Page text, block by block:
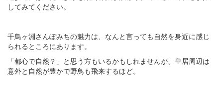
してみてください。
千鳥ヶ淵さんぽみちの魅力は、なんと言っても自然を身近に感じ
られるところにあります。
「都心で自然？」と思う方もいるかもしれませんが、皇居周辺は
意外と自然が豊かで野鳥も飛来するほど。